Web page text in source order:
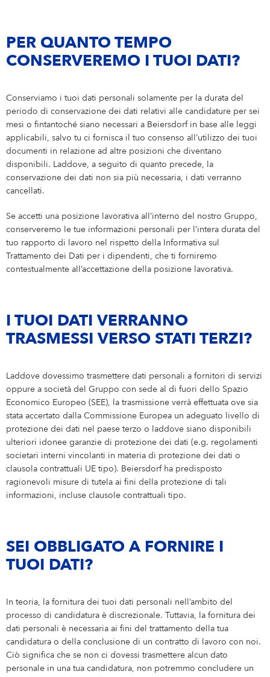
PER QUANTO TEMPO
CONSERVEREMO I TUOI DATI?
Conserviamo i tuoi dati personali solamente per la durata del
periodo di conservazione dei dati relativi alle candidature per sei
mesi o fintantoché siano necessari a Beiersdorf in base alle leggi
applicabili, salvo tu ci fornisca il tuo consenso all’utilizzo dei tuoi
documenti in relazione ad altre posizioni che diventano
disponibili. Laddove, a seguito di quanto precede, la
conservazione dei dati non sia più necessaria, i dati verranno
cancellati.
Se accetti una posizione lavorativa all’interno del nostro Gruppo,
conserveremo le tue informazioni personali per l’intera durata del
tuo rapporto di lavoro nel rispetto della Informativa sul
Trattamento dei Dati per i dipendenti, che ti forniremo
contestualmente all’accettazione della posizione lavorativa.
I TUOI DATI VERRANNO
TRASMESSI VERSO STATI TERZI?
Laddove dovessimo trasmettere dati personali a fornitori di servizi
oppure a società del Gruppo con sede al di fuori dello Spazio
Economico Europeo (SEE), la trasmissione verrà effettuata ove sia
stata accertato dalla Commissione Europea un adeguato livello di
protezione dei dati nel paese terzo o laddove siano disponibili
ulteriori idonee garanzie di protezione dei dati (e.g. regolamenti
societari interni vincolanti in materia di protezione dei dati o
clausola contrattuali UE tipo). Beiersdorf ha predisposto
ragionevoli misure di tutela ai fini della protezione di tali
informazioni, incluse clausole contrattuali tipo.
SEI OBBLIGATO A FORNIRE I
TUOI DATI?
In teoria, la fornitura dei tuoi dati personali nell’ambito del
processo di candidatura è discrezionale. Tuttavia, la fornitura dei
dati personali è necessaria ai fini del trattamento della tua
candidatura o della conclusione di un contratto di lavoro con noi.
Ciò significa che se non ci dovessi trasmettere alcun dato
personale in una tua candidatura, non potremmo concludere un